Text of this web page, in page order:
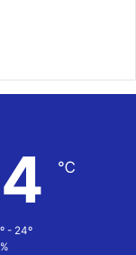
℃
- 24º